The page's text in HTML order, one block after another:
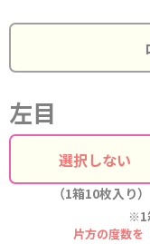
左目
（1箱10枚入り）
※1
片方の度数を